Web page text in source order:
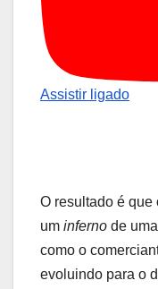
Assistir ligado
O resultado é
um inferno de
como o
evoluindo para o